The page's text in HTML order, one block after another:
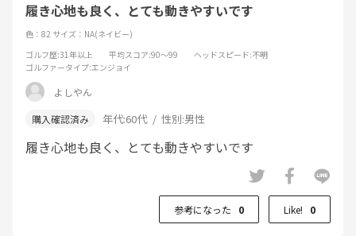
履き心地も良く、とても動きやすいです
色：82 サイズ：NA(ネイビー)
ゴルフ歴:31年以上 平均スコア:90～99 ヘッドスピード:不明
ゴルファータイプ:エンジョイ
よしやん
年代:60代 性別:男性
履き心地も良く、とても動きやすいです
参考になった 0 Like! 0